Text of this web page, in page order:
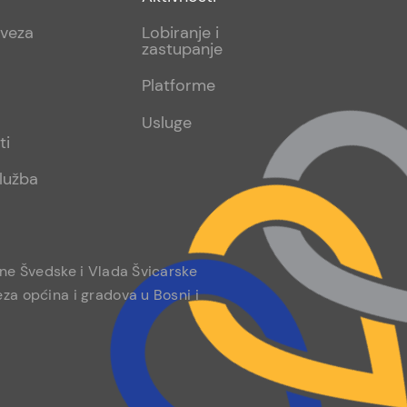
sub
Lobiranje i
zastupanje
Platforme
Usluge
Švedske i Vlada Švicarske
općina i gradova u Bosni i